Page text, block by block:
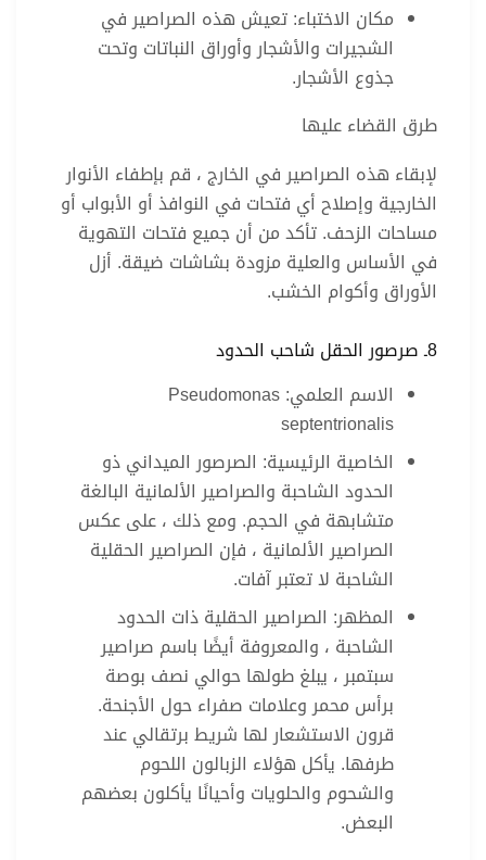
مكان الاختباء: تعيش هذه الصراصير في
الشجيرات والأشجار وأوراق النباتات وتحت
جذوع الأشجار.
طرق القضاء عليها
لإبقاء هذه الصراصير في الخارج ، قم بإطفاء الأنوار
الخارجية وإصلاح أي فتحات في النوافذ أو الأبواب أو
مساحات الزحف. تأكد من أن جميع فتحات التهوية
في الأساس والعلية مزودة بشاشات ضيقة. أزل
الأوراق وأكوام الخشب.
8ـ صرصور الحقل شاحب الحدود
الاسم العلمي: Pseudomonas
septentrionalis
الخاصية الرئيسية: الصرصور الميداني ذو
الحدود الشاحبة والصراصير الألمانية البالغة
متشابهة في الحجم. ومع ذلك ، على عكس
الصراصير الألمانية ، فإن الصراصير الحقلية
الشاحبة لا تعتبر آفات.
المظهر: الصراصير الحقلية ذات الحدود
الشاحبة ، والمعروفة أيضًا باسم صراصير
سبتمبر ، يبلغ طولها حوالي نصف بوصة
برأس محمر وعلامات صفراء حول الأجنحة.
قرون الاستشعار لها شريط برتقالي عند
طرفها. يأكل هؤلاء الزبالون اللحوم
والشحوم والحلويات وأحيانًا يأكلون بعضهم
البعض.